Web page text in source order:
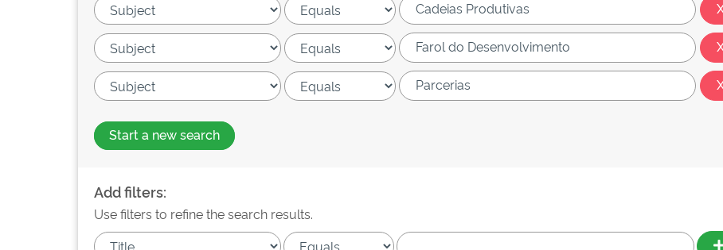
Start a new search
Add filters:
Use filters to refine the search results.